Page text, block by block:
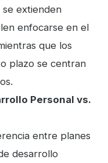
extienden
enfocarse en el
que los
plazo se centran
Personal vs.
entre planes
desarrollo